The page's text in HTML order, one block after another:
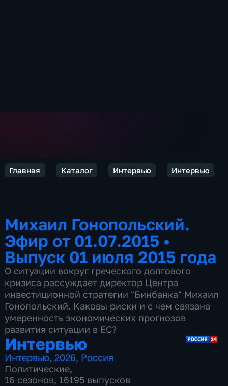
Главная Каталог Интервью Интервью
Михаил Гонопольский.
Эфир от 01.07.2015 •
Выпуск 01 июля 2015 года
О ситуации вокруг греческого долгового
кризиса рассуждает директор Центра
инвестиционной стратегии "Бинбанка" Михаил
Гонопольский. Каковы риски и с чем связана
умеренность экономических прогнозов
развития ситуации в ЕС?
Интервью
Интервью,2026, Россия
Политические,
16 сезонов, 16195 выпусков